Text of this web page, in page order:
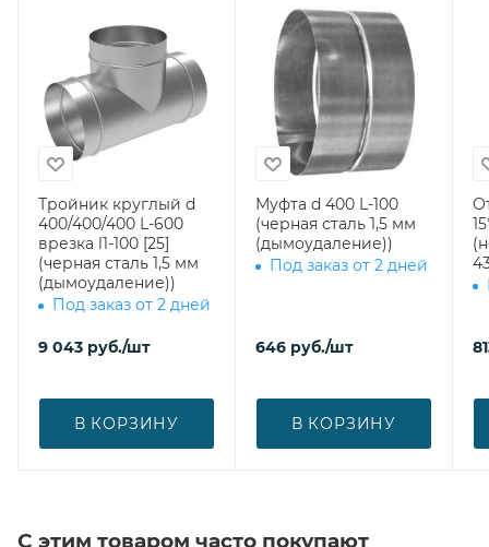
Тройник круглый d
400/400/400 L-600
врезка l1-100 [25]
(черная сталь 1,5 мм
(дымоудаление))
Под заказ от 2 дней
9 043 руб./шт
В КОРЗИНУ
Муфта d 400 L-100
(черная сталь 1,5 мм
(дымоудаление))
Под заказ от 2 дней
646 руб./шт
В КОРЗИНУ
С этим товаром часто покупают